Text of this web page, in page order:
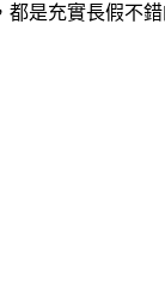
是充實長假不